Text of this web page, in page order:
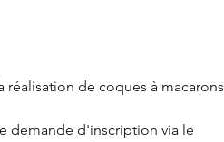
réalisation de coques à macarons
demande d'inscription via le